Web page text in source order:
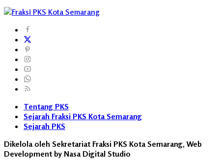
Tentang PKS
Sejarah Fraksi PKS Kota Semarang
Sejarah PKS
Dikelola oleh Sekretariat Fraksi PKS Kota Semarang, Web
Development by Nasa Digital Studio